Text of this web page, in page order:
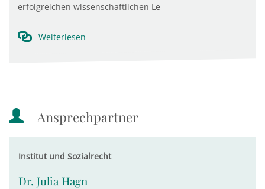
erfolgreichen wissenschaftlichen Le
Weiterlesen
Ansprechpartner
Institut und Sozialrecht
Dr. Julia Hagn